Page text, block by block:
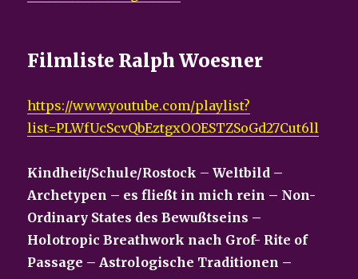
Filmliste Ralph Woesner
https://www.youtube.com/playlist?
list=PLWfUcScvQbEztgxOOESTZSoGd27Cut6ll
Kindheit/Schule/Rostock –Weltbild –
Archetypen – es fließt in mich rein – Non-
Ordinary States des Bewußtseins –
Holotropic Breathwork nach Grof- Rite of
Passage – Astrologische Traditionen –